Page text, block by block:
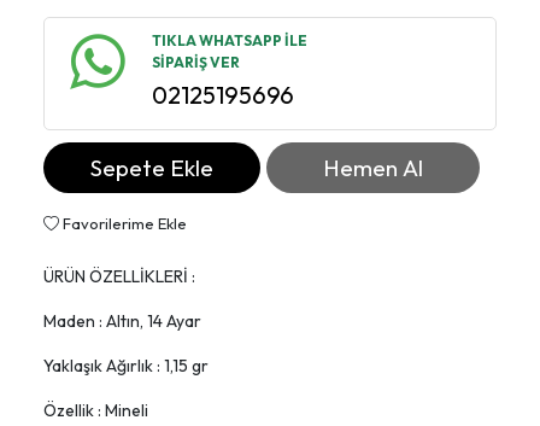
TIKLA WHATSAPP İLE
SİPARİŞ VER
02125195696
Sepete Ekle Hemen Al
Favorilerime Ekle
ÜRÜN ÖZELLİKLERİ :
Maden : Altın, 14 Ayar
Yaklaşık Ağırlık : 1,15 gr
Özellik : Mineli